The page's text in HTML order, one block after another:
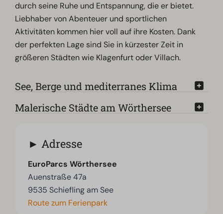
durch seine Ruhe und Entspannung, die er bietet.
Liebhaber von Abenteuer und sportlichen
Aktivitäten kommen hier voll auf ihre Kosten. Dank
der perfekten Lage sind Sie in kürzester Zeit in
größeren Städten wie Klagenfurt oder Villach.
See, Berge und mediterranes Klima
Malerische Städte am Wörthersee
Adresse
EuroParcs Wörthersee
Auenstraße 47a
9535 Schiefling am See
Route zum Ferienpark